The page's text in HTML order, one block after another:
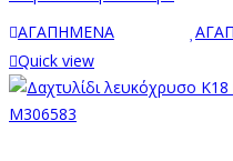
ΑΓΑΠΗΜΕΝΑ
Quick view